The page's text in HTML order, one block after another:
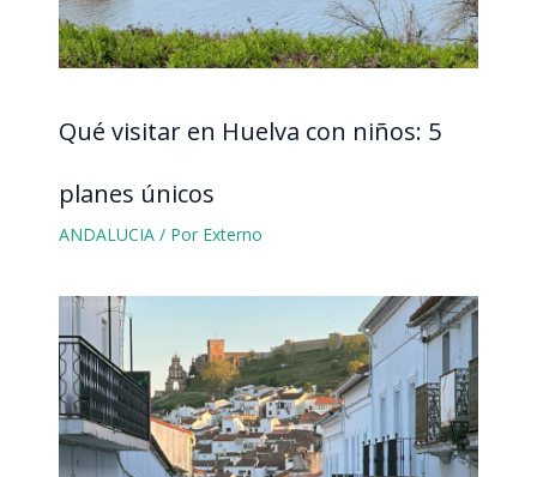
Qué visitar en Huelva con niños: 5
planes únicos
ANDALUCIA/ Por Externo